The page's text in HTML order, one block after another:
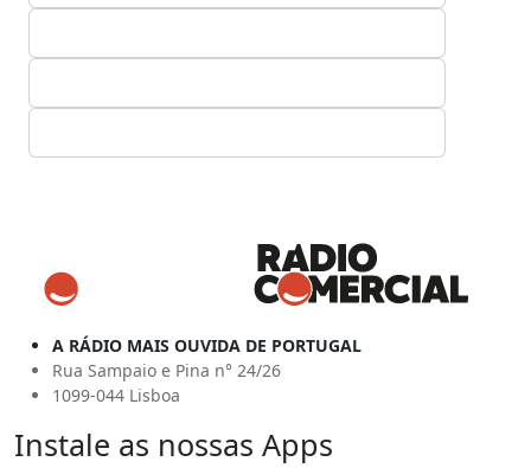
A RÁDIO MAIS OUVIDA DE PORTUGAL
Rua Sampaio e Pina n° 24/26
1099-044 Lisboa
Instale as nossas Apps